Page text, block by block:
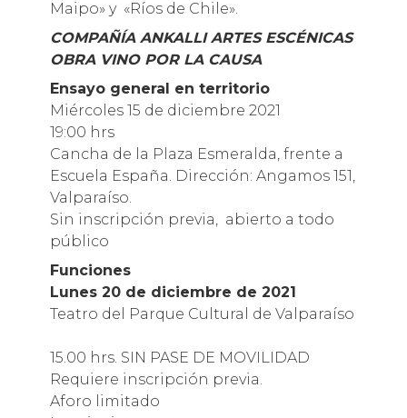
Maipo» y «Ríos de Chile».
COMPAÑÍA ANKALLI ARTES ESCÉNICAS
OBRA VINO POR LA CAUSA
Ensayo general en territorio
Miércoles 15 de diciembre 2021
19:00 hrs
Cancha de la Plaza Esmeralda, frente a
Escuela España. Dirección: Angamos 151,
Valparaíso.
Sin inscripción previa, abierto a todo
público
Funciones
Lunes 20 de diciembre de 2021
Teatro del Parque Cultural de Valparaíso
15.00 hrs. SIN PASE DE MOVILIDAD
Requiere inscripción previa.
Aforo limitado